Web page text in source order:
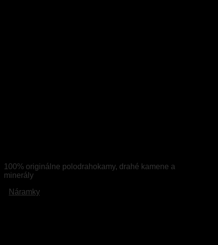
100% originálne polodrahokamy, drahé kamene a
minerály
Náramky